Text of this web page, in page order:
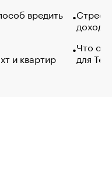
вредить
и квартир
Что
для